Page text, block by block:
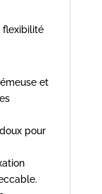
flexibilité
et
pour